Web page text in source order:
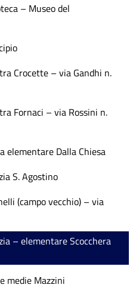
– Museo del
Crocette – via Gandhi n.
Fornaci – via Rossini n.
elementare Dalla Chiesa
S. Agostino
(campo vecchio) – via
– elementare Scocchera
medie Mazzini